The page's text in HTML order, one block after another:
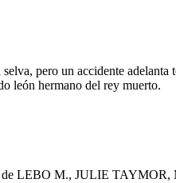
pero un accidente
león hermano del rey muerto.
de LEBO M., JULIE